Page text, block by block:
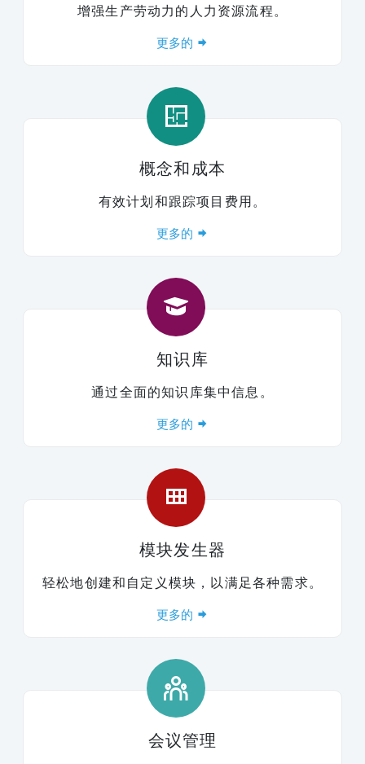
增强生产劳动力的人力资源流程。
更多的
概念和成本
有效计划和跟踪项目费用。
更多的
知识库
通过全面的知识库集中信息。
更多的
模块发生器
轻松地创建和自定义模块，以满足各种需求。
更多的
会议管理